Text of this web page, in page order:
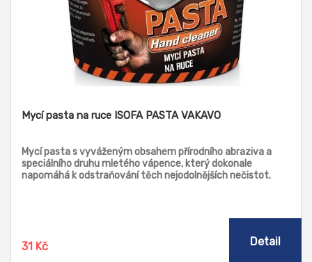
Mycí pasta na ruce ISOFA PASTA VAKAVO
Mycí pasta s vyváženým obsahem přírodního abraziva a
speciálního druhu mletého vápence, který dokonale
napomáhá k odstraňování těch nejodolnějších nečistot.
31 Kč Detail